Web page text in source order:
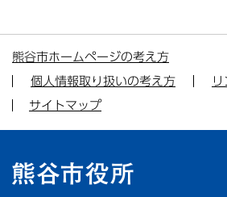
熊谷市ホームページの考え方
個人情報取り扱いの考え方
サイトマップ